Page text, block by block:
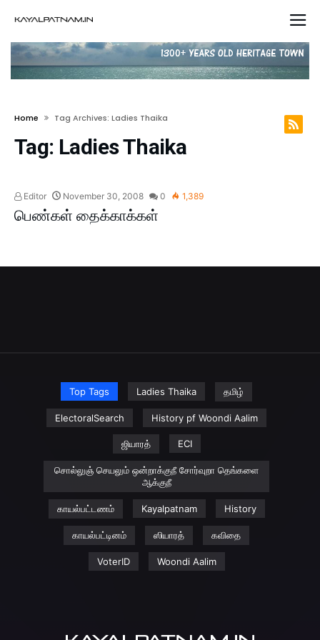
Home Tag Archives: Ladies Thaika
Tag: Ladies Thaika
Editor November 30, 2008 0 1,389
பெண்கள் தைக்காக்கள்
Top Tags Ladies Thaika தமிழ்
ElectoralSearch History pf Woondi Aalim
ஜியாரத் ECI
சொல்லுஞ் செயலும் ஒன்றாக்குநீ சோர்வுறா தெங்களை
ஆக்குநீ
காயல்பட்டணம் Kayalpatnam History
காயல்பட்டினம் ஸியாரத் கவிதை
VoterID Woondi Aalim